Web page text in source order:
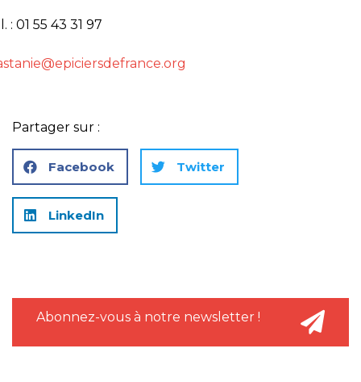
: 01 55 43 31 97
Partager sur :
Facebook Twitter
LinkedIn
Abonnez-vous à notre newsletter !